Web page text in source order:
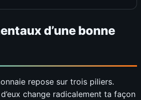
d’une bonne
repose sur trois piliers.
change radicalement ta façon